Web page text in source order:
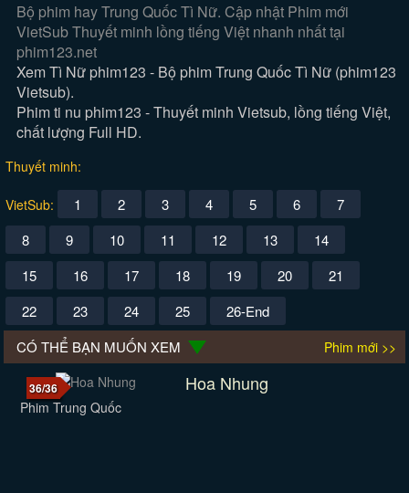
Bộ phim hay Trung Quốc Tì Nữ. Cập nhật Phim mới
VietSub Thuyết minh lồng tiếng Việt nhanh nhất tại
phim123.net
Xem Tì Nữ phim123 - Bộ phim Trung Quốc Tì Nữ (phim123
Vietsub).
Phim ti nu phim123 - Thuyết minh Vietsub, lồng tiếng Việt,
chất lượng Full HD.
Thuyết minh:
VietSub: 1 2 3 4 5 6
7
8
9 10 11 12 13
14
15
16 17 18 19 20
21
22
23 24 25
26-End
CÓ THỂ BẠN MUỐN XEM
Phim mới >>
36/36 Hoa Nhung
Phim Trung Quốc